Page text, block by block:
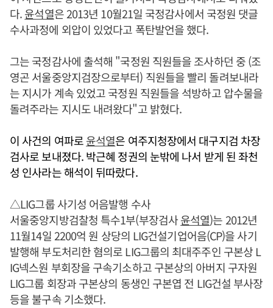
다.윤석열은 2013년 10월21일 국정감사에서 국정원 댓글
수사과정에 외압이 있었다고 폭탄발언을 했다.
그는 국정감사에 출석해 "국정원 직원들을 조사하던 중 (조
영곤 서울중앙지검장으로부터) 직원들을 빨리 돌려보내라
는 지시가 계속 있었고 국정원 직원들을 석방하고 압수물을
돌려주라는 지시도 내려왔다"고 밝혔다.
이 사건의 여파로윤석열은 여주지청장에서 대구지검 차장
검사로 보내졌다. 박근혜 정권의 눈밖에 나서 받게 된 좌천
성 인사라는 해석이 뒤따랐다.
△LIG그룹 사기성 어음발행 수사
서울중앙지방검찰청 특수1부(부장검사윤석열)는 2012년
11월14일 2200억 원 상당의 LIG건설기업어음(CP)을 사기
발행해 부도처리한 혐의로 LIG그룹의 최대주주인 구본상 L
IG넥스원 부회장을 구속기소하고 구본상의 아버지 구자원
LIG그룹 회장과 구본상의 동생인 구본엽 전 LIG건설 부사장
등을 불구속 기소했다.